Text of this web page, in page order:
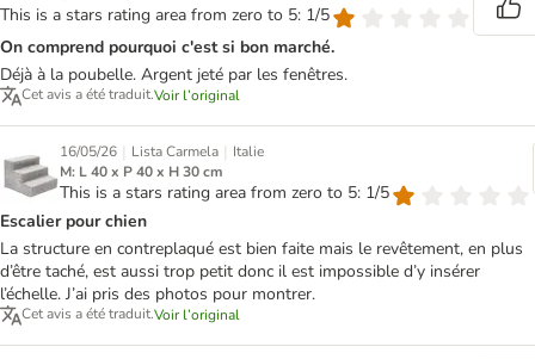
This is a stars rating area from zero to 5: 1/5
On comprend pourquoi c'est si bon marché.
Déjà à la poubelle. Argent jeté par les fenêtres.
Cet avis a été traduit.Voir l’original
16/05/26 | Lista Carmela | Italie
M: L 40 x P 40 x H 30 cm
This is a stars rating area from zero to 5: 1/5
Escalier pour chien
La structure en contreplaqué est bien faite mais le revêtement, en plus
d’être taché, est aussi trop petit donc il est impossible d’y insérer
l’échelle. J’ai pris des photos pour montrer.
Cet avis a été traduit.Voir l’original